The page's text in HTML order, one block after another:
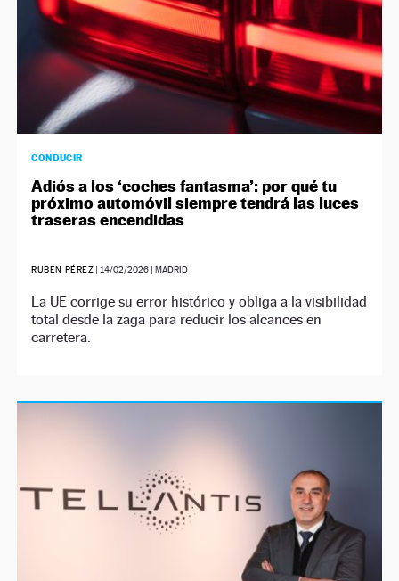
CONDUCIR
Adiós a los ‘coches fantasma’: por qué tu
próximo automóvil siempre tendrá las luces
traseras encendidas
RUBÉN PÉREZ | 14/02/2026 | MADRID
La UE corrige su error histórico y obliga a la visibilidad
total desde la zaga para reducir los alcances en
carretera.